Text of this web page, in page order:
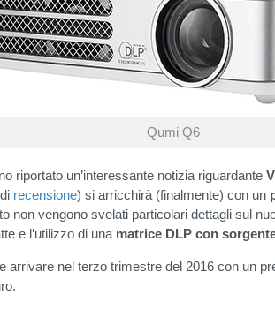
Qumi Q6
riportato un’interessante notizia riguardante
recensione) si arricchirà (finalmente) con un
non vengono svelati particolari dettagli sul
e l’utilizzo di una matrice DLP con
arrivare nel terzo trimestre del 2016 con un